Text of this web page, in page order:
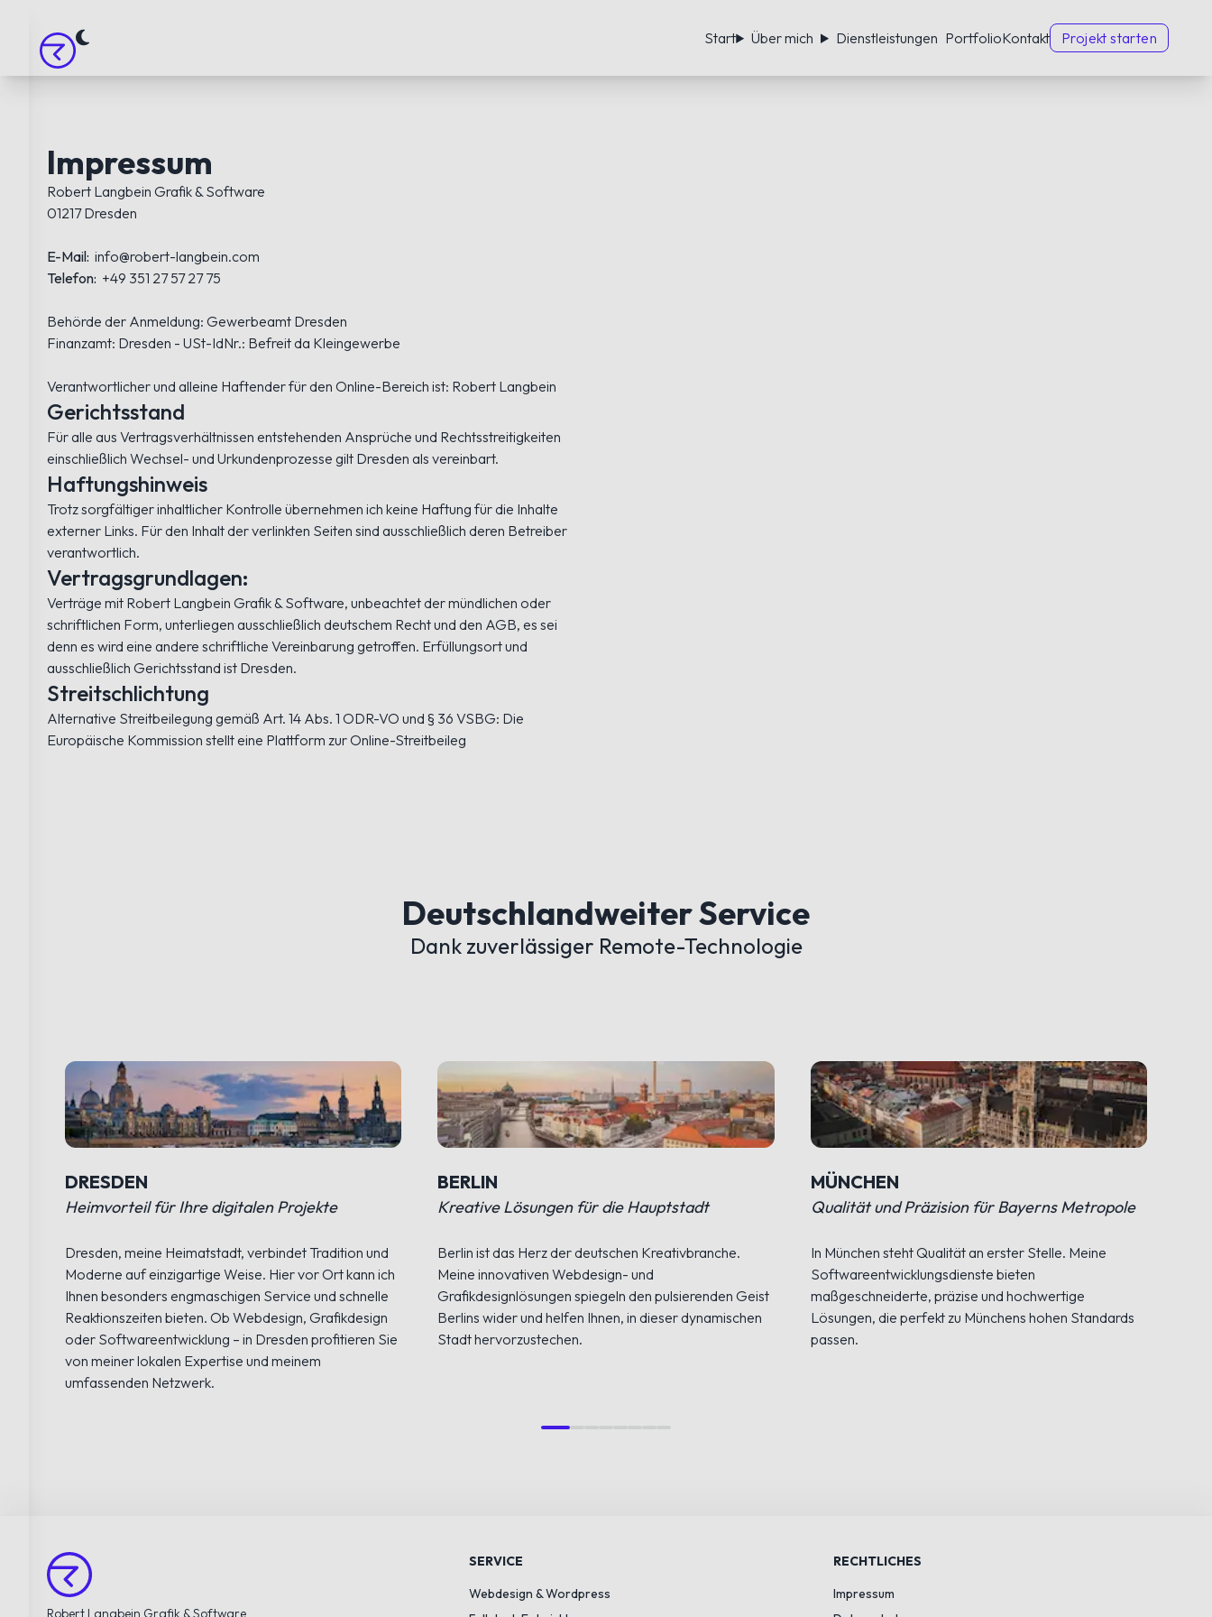
Start Über mich Dienstleistungen PortfolioKontakt Projekt starten
Impressum
Robert Langbein Grafik & Software
01217 Dresden
E-Mail: info@robert-langbein.com
Telefon: +49 351 27 57 27 75
Behörde der Anmeldung: Gewerbeamt Dresden
Finanzamt: Dresden - USt-IdNr.: Befreit da Kleingewerbe
Verantwortlicher und alleine Haftender für den Online-Bereich ist: Robert Langbein
Gerichtsstand
Für alle aus Vertragsverhältnissen entstehenden Ansprüche und Rechtsstreitigkeiten
einschließlich Wechsel- und Urkundenprozesse gilt Dresden als vereinbart.
Haftungshinweis
Trotz sorgfältiger inhaltlicher Kontrolle übernehmen ich keine Haftung für die Inhalte
externer Links. Für den Inhalt der verlinkten Seiten sind ausschließlich deren Betreiber
verantwortlich.
Vertragsgrundlagen:
Verträge mit Robert Langbein Grafik & Software, unbeachtet der mündlichen oder
schriftlichen Form, unterliegen ausschließlich deutschem Recht und den AGB, es sei
denn es wird eine andere schriftliche Vereinbarung getroffen. Erfüllungsort und
ausschließlich Gerichtsstand ist Dresden.
Streitschlichtung
Alternative Streitbeilegung gemäß Art. 14 Abs. 1 ODR-VO und § 36 VSBG: Die
Europäische Kommission stellt eine Plattform zur Online-Streitbeileg
Deutschlandweiter Service
Dank zuverlässiger Remote-Technologie
DRESDEN
Heimvorteil für Ihre digitalen Projekte
Dresden, meine Heimatstadt, verbindet Tradition und
Moderne auf einzigartige Weise. Hier vor Ort kann ich
Ihnen besonders engmaschigen Service und schnelle
Reaktionszeiten bieten. Ob Webdesign, Grafikdesign
oder Softwareentwicklung – in Dresden profitieren Sie
von meiner lokalen Expertise und meinem
umfassenden Netzwerk.
BERLIN
Kreative Lösungen für die Hauptstadt
Berlin ist das Herz der deutschen Kreativbranche.
Meine innovativen Webdesign- und
Grafikdesignlösungen spiegeln den pulsierenden Geist
Berlins wider und helfen Ihnen, in dieser dynamischen
Stadt hervorzustechen.
MÜNCHEN
Qualität und Präzision für Bayerns Metropole
In München steht Qualität an erster Stelle. Meine
Softwareentwicklungsdienste bieten
maßgeschneiderte, präzise und hochwertige
Lösungen, die perfekt zu Münchens hohen Standards
passen.
Robert Langbein Grafik & Software
SERVICE
Webdesign & Wordpress
RECHTLICHES
Impressum